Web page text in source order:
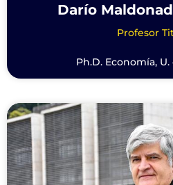
Darío
Profesor
Ph.D. Economía,